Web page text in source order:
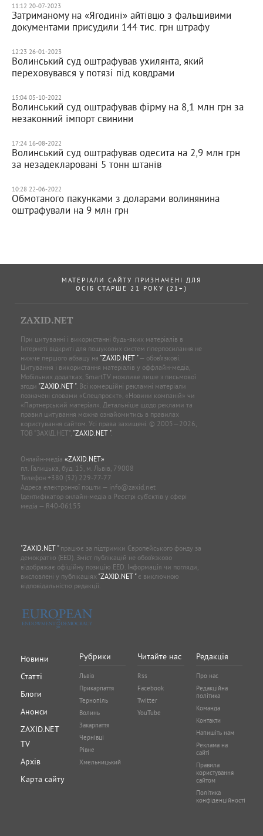
11:12 20-07-2023
Затриманому на «Ягодині» айтівцю з фальшивими
документами присудили 144 тис. грн штрафу
12:23 26-01-2023
Волинський суд оштрафував ухилянта, який
переховувався у потязі під ковдрами
15:04 05-10-2022
Волинський суд оштрафував фірму на 8,1 млн грн за
незаконний імпорт свинини
17:24 16-08-2022
Волинський суд оштрафував одесита на 2,9 млн грн
за незадекларовані 5 тонн штанів
10:28 22-06-2022
Обмотаного пакунками з доларами волинянина
оштрафували на 9 млн грн
МАТЕРІАЛИ САЙТУ ПРИЗНАЧЕНІ ДЛЯ
ОСІБ СТАРШЕ 21 РОКУ (21+)
ZAXID.NET
При цитуванні і використанні будь-яких матеріалів в
Інтернеті відкриті для пошукових систем гіперпосилання не
нижче першого абзацу на "ZAXID.NET "— обов’язкові.
Цитування і використання матеріалів у оффлайн-медіа,
Мобільних додатках, SmartTV можливе лише з письмової
згоди "ZAXID.NET ". Всі комерційні рекламні матеріали
позначені словами «Спецпроєкт», «Новини компаній» чи
«Партнерський матеріал». Детальніше щодо реклами та
правил цитування можна ознайомитись в правилах
користування сайтом. Усі права захищені. © 2005—2026,
ТОВ “ЗАХІД.НЕТ”, "ZAXID.NET ".
Онлайн-медіа «ZAXID.NET»
пл. Галицька, буд. 15, м. Львів, 79008
Телефон +380 (32) 229-77-77
Адреса електронної пошти — info@zaxid.net
Ідентифікатор онлайн-медіа в Реєстрі суб'єктів у сфері
медіа — R40-06155
"ZAXID.NET "працює за підтримки Європейського фонду за
демократію (EED). Зміст публікацій не обов’язково
відображає офіційну позицію EED. Інформація чи погляди,
висловлені у публікаціях "ZAXID.NET "є виключною
відповідальністю редакції.
Новини
Статті
Блоги
Анонси
ZAXID.NET
TV
Архів
Карта сайту
Рубрики
Львів
Прикарпаття
Тернопіль
Волинь
Закарпаття
Чернівці
Рівне
Хмельницький
Читайте нас
Rss
Facebook
Twitter
YouTube
Редакція
Про нас
Редакційна
політика
Команда
Контакти
Напишіть нам
Реклама на
сайті
Правила
користування
сайтом
Політика
конфіденційності